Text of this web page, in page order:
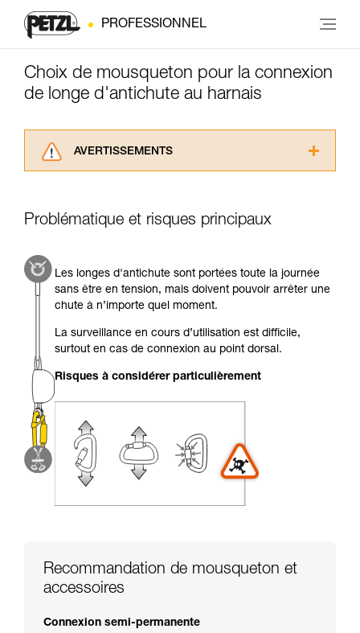
PROFESSIONNEL
Choix de mousqueton pour la connexion
de longe d'antichute au harnais
AVERTISSEMENTS
consulter. Vous devez avoir compris les
informations de la notice technique pour
Maîtriser ces techniques nécessite une
formation et un entraînement spécifique. Validez
avec un professionnel votre capacité à refaire
la manipulation, seul, en toute sécurité, avant
de la reproduire en autonomie.
Nous donnons des exemples de techniques
liées à votre activité. Il peut en exister d’autres
Problématique et risques principaux
Les longes d'antichute sont portées toute la journée
sans être en tension, mais doivent pouvoir arrêter une
chute à n’importe quel moment.
La surveillance en cours d’utilisation est difficile,
surtout en cas de connexion au point dorsal.
Risques à considérer particulièrement
Recommandation de mousqueton et
accessoires
Connexion semi-permanente